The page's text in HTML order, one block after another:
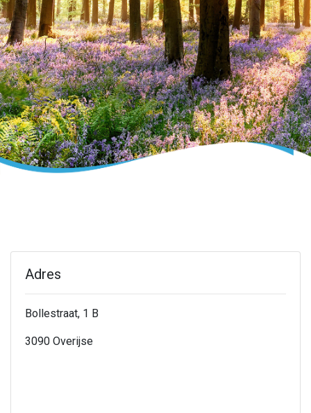
Adres
Bollestraat, 1 B
3090 Overijse